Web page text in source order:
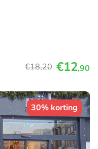
€18,20 €12,90
30% korting